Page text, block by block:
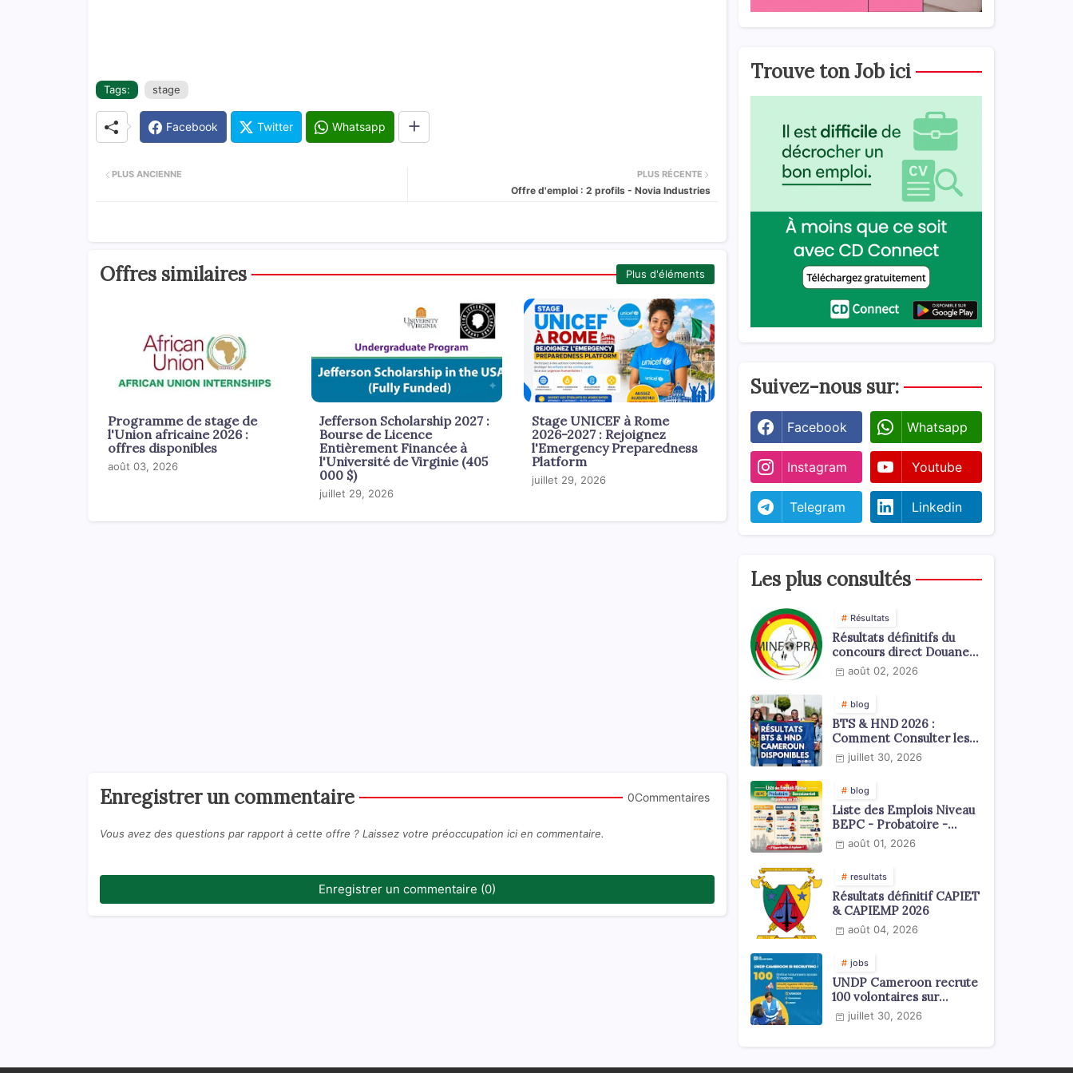
Tags: stage
Facebook Twitter Whatsapp
PLUS RÉCENTE
Offre d'emploi : 2 profils - Novia Industries
PLUS ANCIENNE
Offres similaires Plus d'éléments
Programme de stage de
l'Union africaine 2026 :
offres disponibles
août 03, 2026
Jefferson Scholarship 2027 :
Bourse de Licence
Entièrement Financée à
l'Université de Virginie (405
000 $)
juillet 29, 2026
Stage UNICEF à Rome
2026-2027 : Rejoignez
l'Emergency Preparedness
Platform
juillet 29, 2026
Enregistrer un commentaire 0Commentaires
Vous avez des questions par rapport à cette offre ? Laissez votre préoccupation ici en commentaire.
Enregistrer un commentaire (0)
Trouve ton Job ici
Suivez-nous sur:
Facebook Whatsapp
Instagram Youtube
Telegram Linkedin
Les plus consultés
Résultats
Résultats définitifs du
concours direct Douanes
2026août 02, 2026
blog
BTS & HND 2026 :
Comment Consulter les
Résultats ?
juillet 30, 2026
blog
Liste des Emplois Niveau
BEPC - Probatoire -
Baccalauréat dispoblible
en 2026
août 01, 2026
resultats
Résultats définitif CAPIET
& CAPIEMP 2026
août 04, 2026
jobs
UNDP Cameroon recrute
100 volontaires sur
l'échelle du territoire
national
juillet 30, 2026